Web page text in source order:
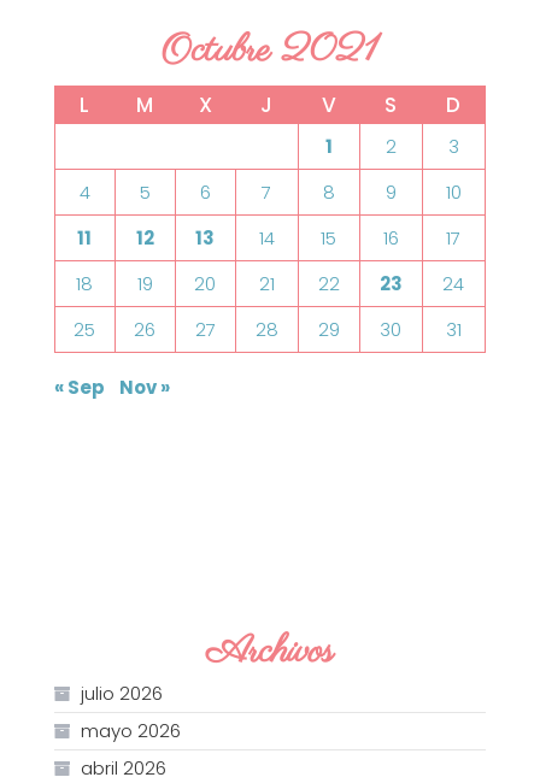
Octubre 2021
L M X J V S D
1 2
3
4
5 6 7 8 9
10
11
12 13 14 15 16
17
18
19 20 21 22 23
24
25
26 27 28 29 30 31
« Sep Nov »
Archivos
julio 2026
mayo 2026
abril 2026